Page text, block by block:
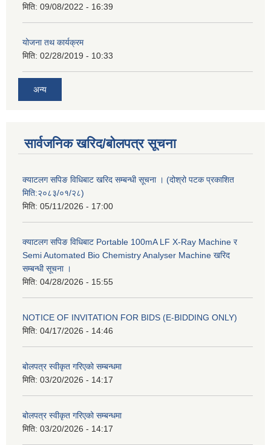
मिति: 09/08/2022 - 16:39
योजना तथ कार्यक्रम
मिति: 02/28/2019 - 10:33
अन्य
सार्वजनिक खरिद/बोलपत्र सूचना
क्याटलग सपिङ विधिबाट खरिद सम्बन्धी सूचना । (दोश्रो पटक प्रकाशित
मिति:२०८३/०१/२८)
मिति: 05/11/2026 - 17:00
क्याटलग सपिङ विधिबाट Portable 100mA LF X-Ray Machine र
Semi Automated Bio Chemistry Analyser Machine खरिद
सम्बन्धी सूचना ।
मिति: 04/28/2026 - 15:55
NOTICE OF INVITATION FOR BIDS (E-BIDDING ONLY)
मिति: 04/17/2026 - 14:46
बोलपत्र स्वीकृत गरिएको सम्बन्धमा
मिति: 03/20/2026 - 14:17
बोलपत्र स्वीकृत गरिएको सम्बन्धमा
मिति: 03/20/2026 - 14:17